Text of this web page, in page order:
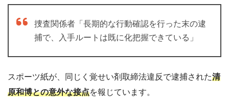
捜査関係者「長期的な行動確認を行った末の逮
捕で、入手ルートは既に化把握できている」
スポーツ紙が、同じく覚せい剤取締法違反で逮捕された清
原和博との意外な接点を報じています。